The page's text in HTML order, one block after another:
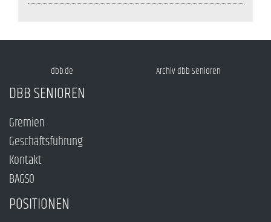
dbb.de Archiv dbb Senioren
DBB SENIOREN
Gremien
Geschäftsführung
Kontakt
BAGSO
POSITIONEN